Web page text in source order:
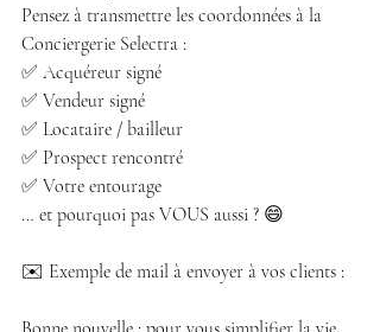
Pensez à transmettre les coordonnées à la
Conciergerie Selectra :
✅ Acquéreur signé
✅ Vendeur signé
✅ Locataire / bailleur
✅ Prospect rencontré
✅ Votre entourage
… et pourquoi pas VOUS aussi ? 😄
✉️ Exemple de mail à envoyer à vos clients :